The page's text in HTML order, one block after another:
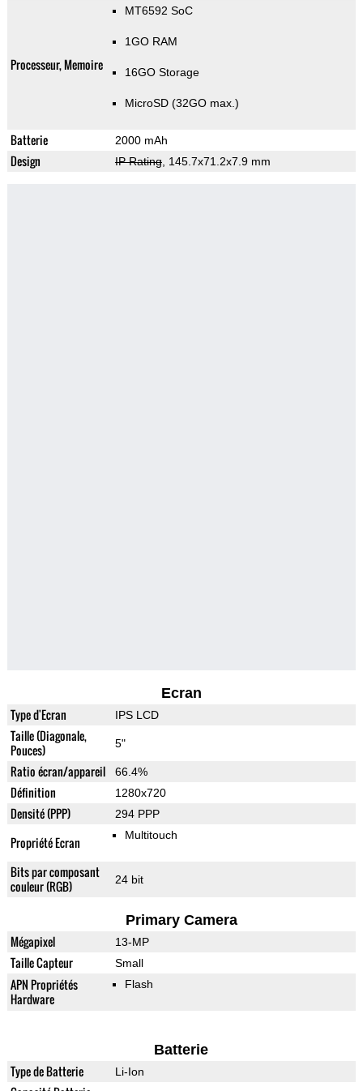
Processeur, Memoire
MT6592 SoC
1GO RAM
16GO Storage
MicroSD (32GO max.)
Batterie 2000 mAh
Design IP Rating, 145.7x71.2x7.9 mm
Ecran
Type d'Ecran IPS LCD
Taille (Diagonale,
Pouces)
5"
Ratio écran/appareil 66.4%
Définition 1280x720
Densité (PPP) 294 PPP
Propriété Ecran Multitouch
Bits par composant
couleur (RGB)
24 bit
Primary Camera
Mégapixel 13-MP
Taille Capteur Small
APN Propriétés
Hardware
Flash
Batterie
Type de Batterie Li-Ion